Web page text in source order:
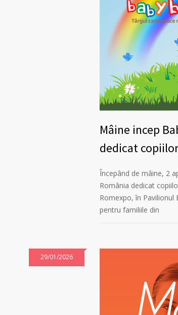
Mâine incep
dedicat
Începând de mâine, 2
România dedicat
Romexpo, în
pentru familiile din
29/01/2026